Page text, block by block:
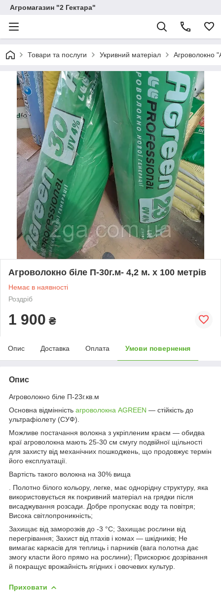
Агромагазин "2 Гектара"
Товари та послуги Укривний матеріал Агроволокно
Агроволокно біле П-30г.м- 4,2 м. х 100 метрів
Немає в наявності
Роздріб
1 900 ₴
Опис Доставка Оплата Умови повернення
Опис
Агроволокно біле П-23г.кв.м
Основна відмінність агроволокна AGREEN — стійкість до
ультрафіолету (СУФ).
Можливе постачання волокна з укріпленим краєм — обидва
краї агроволокна мають 25-30 см смугу подвійної щільності
для захисту від механічних пошкоджень, що продовжує термін
його експлуатації.
Вартість такого волокна на 30% вища
. Полотно білого кольору, легке, має однорідну структуру, яка
використовується як покривний матеріал на грядки після
висаджування розсади. Добре пропускає воду та повітря;
Висока світлопроникність;
Захищає від заморозків до -3 °C; Захищає рослини від
перегрівання; Захист від птахів і комах — шкідників; Не
вимагає каркасів для теплиць і парників (вага полотна дає
змогу класти його прямо на рослини); Прискорює дозрівання
й покращує врожайність ягідних і овочевих культур.
Приховати